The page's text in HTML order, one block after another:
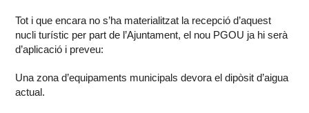
Tot i que encara no s’ha materialitzat la recepció d’aquest
nucli turístic per part de l’Ajuntament, el nou PGOU ja hi serà
d’aplicació i preveu:
Una zona d’equipaments municipals devora el dipòsit d’aigua
actual.